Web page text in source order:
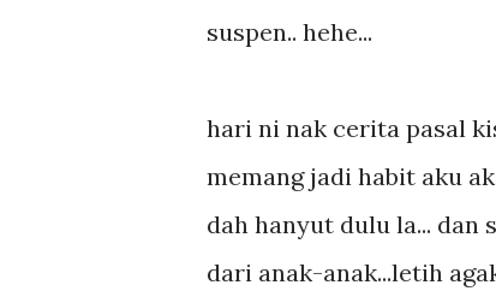
suspen.. hehe...
hari ni nak cerita pasal
memang jadi habit aku
dah hanyut dulu la... dan
dari anak-anak...letih